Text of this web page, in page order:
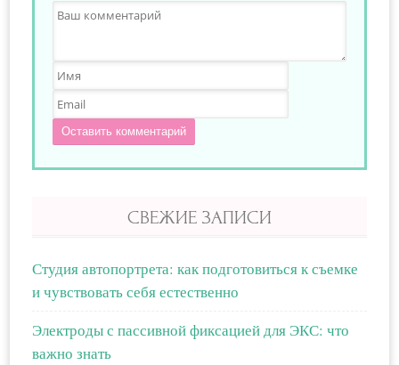
Оставить комментарий
СВЕЖИЕ ЗАПИСИ
Студия автопортрета: как подготовиться к съемке
и чувствовать себя естественно
Электроды с пассивной фиксацией для ЭКС: что
важно знать